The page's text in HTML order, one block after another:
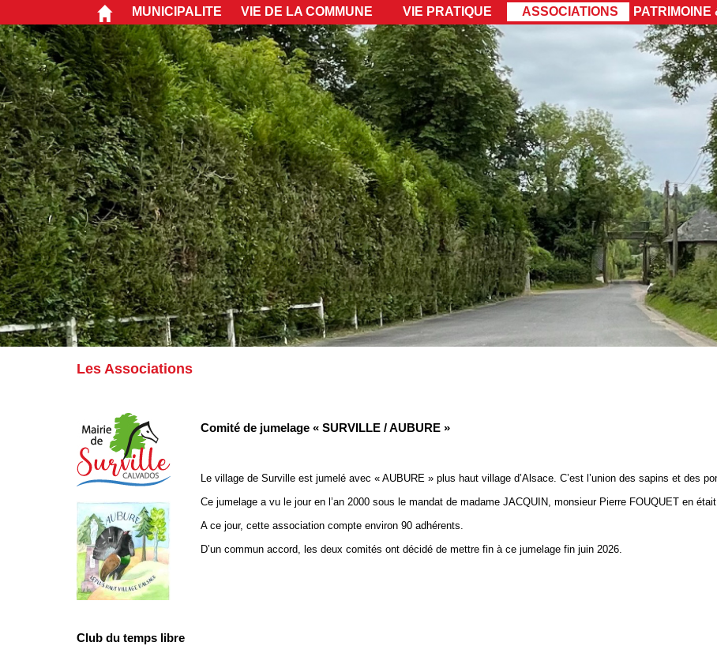
MUNICIPALITE VIE DE LA COMMUNE VIE PRATIQUE ASSOCIATIONS PATRIMOINE
Les Associations
Comité de jumelage « SURVILLE / AUBURE »
Le village de Surville est jumelé avec « AUBURE » plus haut village d’Alsace. C’est l’union des sapins et des
Ce jumelage a vu le jour en l’an 2000 sous le mandat de madame JACQUIN, monsieur Pierre FOUQUET en
A ce jour, cette association compte environ 90 adhérents.
D’un commun accord, les deux comités ont décidé de mettre fin à ce jumelage fin juin 2026.
Club du temps libre